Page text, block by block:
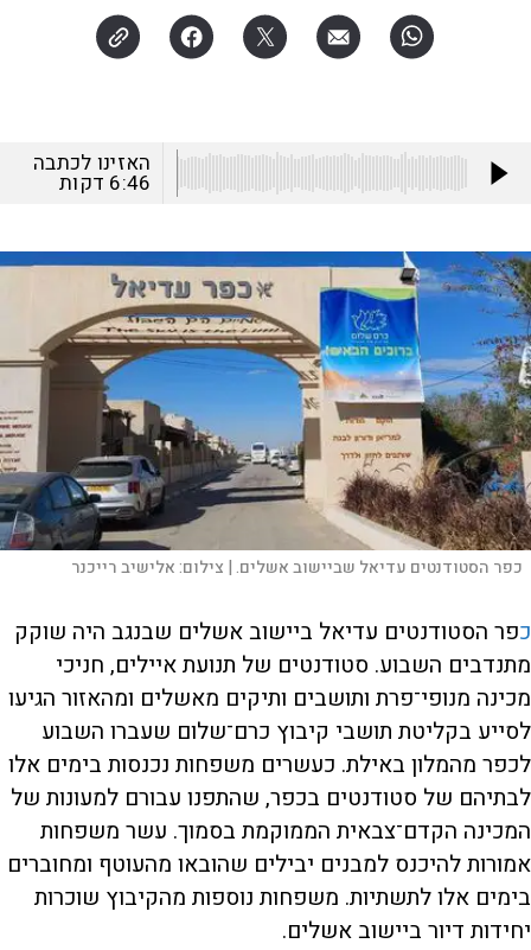
האזינו לכתבה
6:46 דקות
כפר הסטודנטים עדיאל שביישוב אשלים. | צילום:אלישיב רייכנר
כפר הסטודנטים עדיאל ביישוב אשלים שבנגב היה שוקק
מתנדבים השבוע. סטודנטים של תנועת איילים, חניכי
מכינה מנופי־פרת ותושבים ותיקים מאשלים ומהאזור הגיעו
לסייע בקליטת תושבי קיבוץ כרם־שלום שעברו השבוע
לכפר מהמלון באילת. כעשרים משפחות נכנסות בימים אלו
לבתיהם של סטודנטים בכפר, שהתפנו עבורם למעונות של
המכינה הקדם־צבאית הממוקמת בסמוך. עשר משפחות
אמורות להיכנס למבנים יבילים שהובאו מהעוטף ומחוברים
בימים אלו לתשתיות. משפחות נוספות מהקיבוץ שוכרות
יחידות דיור ביישוב אשלים.